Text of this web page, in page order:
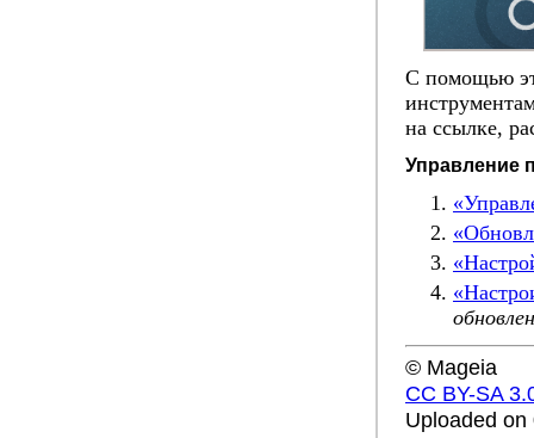
С помощью
на ссылке,
Управление
© Mageia
CC BY-SA
Uploaded